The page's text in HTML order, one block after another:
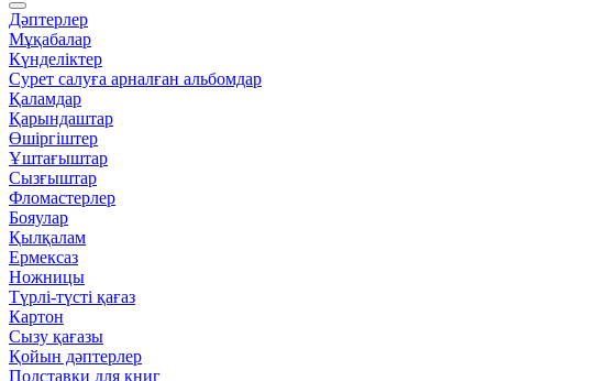
Дәптерлер
Мұқабалар
Күнделіктер
Сурет салуға арналған альбомдар
Қаламдар
Қарындаштар
Өшіргіштер
Ұштағыштар
Сызғыштар
Фломастерлер
Бояулар
Қылқалам
Ермексаз
Ножницы
Түрлі-түсті қағаз
Картон
Сызу қағазы
Қойын дәптерлер
Подставки для книг